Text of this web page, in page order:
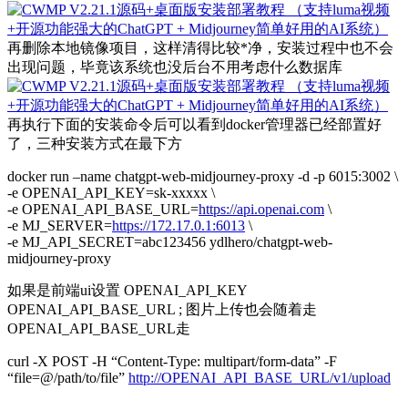
再删除本地镜像项目，这样清得比较*净，安装过程中也不会
出现问题，毕竟该系统也没后台不用考虑什么数据库
再执行下面的安装命令后可以看到docker管理器已经部置好
了，三种安装方式在最下方
docker run –name chatgpt-web-midjourney-proxy -d -p 6015:3002 \
-e OPENAI_API_KEY=sk-xxxxx \
-e OPENAI_API_BASE_URL=https://api.openai.com \
-e MJ_SERVER=https://172.17.0.1:6013 \
-e MJ_API_SECRET=abc123456 ydlhero/chatgpt-web-
midjourney-proxy
如果是前端ui设置 OPENAI_API_KEY
OPENAI_API_BASE_URL ; 图片上传也会随着走
OPENAI_API_BASE_URL走
curl -X POST -H “Content-Type: multipart/form-data” -F
“file=@/path/to/file” http://OPENAI_API_BASE_URL/v1/upload